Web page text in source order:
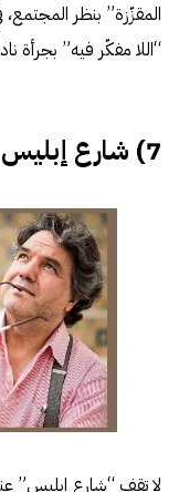
المقزّزة” بنظر
“اللا مفكّر فيه” بجرأة
7) شارع إبليس للكاتب أمين الزاوي
لا تقف “شارع إبليس”